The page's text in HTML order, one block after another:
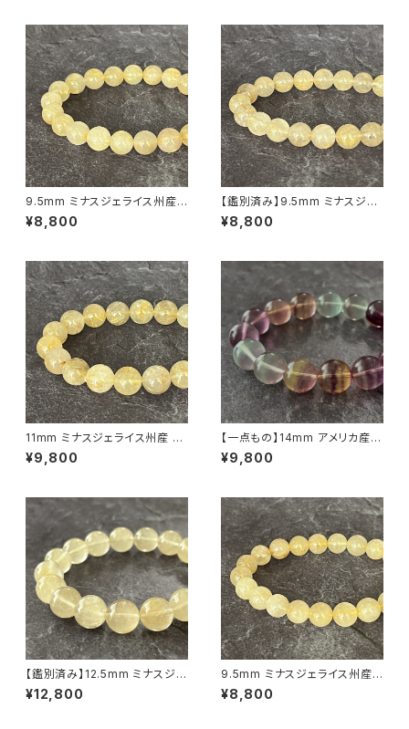
9.5mm ミナスジェライス州産
ゴールデン ルチルクォーツ ブレ
スレット【鑑別済み・画像現物・R
¥8,800
【鑑別済み】9.5mm ミナスジェ
ライス州産 ゴールデン ルチルク
ォーツ ブレスレット【画像現物・
¥8,800
11mm ミナスジェライス州産 ゴ
ールデン ルチルクォーツ ブレス
レット【鑑別済み・画像現物・RT
¥9,800
【一点もの】14mm アメリカ産
バイカラー フローライト ブレス
レット【鑑別済み】
¥9,800
【鑑別済み】12.5mm ミナスジェ
ライス産 ヴィーナスヘアルチル
クォーツ（金針水晶）ブレスレット
¥12,800
9.5mm ミナスジェライス州産
ゴールデン ルチルクォーツ ブレ
スレット【鑑別済み・画像現物・R
¥8,800